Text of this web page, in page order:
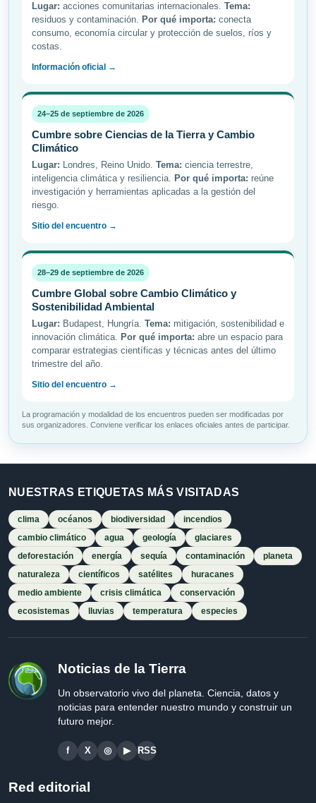
Lugar: acciones comunitarias internacionales. Tema:
residuos y contaminación. Por qué importa: conecta
consumo, economía circular y protección de suelos, ríos y
costas.
Información oficial →
24–25 de septiembre de 2026
Cumbre sobre Ciencias de la Tierra y Cambio
Climático
Lugar: Londres, Reino Unido. Tema: ciencia terrestre,
inteligencia climática y resiliencia. Por qué importa: reúne
investigación y herramientas aplicadas a la gestión del
riesgo.
Sitio del encuentro →
28–29 de septiembre de 2026
Cumbre Global sobre Cambio Climático y
Sostenibilidad Ambiental
Lugar: Budapest, Hungría. Tema: mitigación, sostenibilidad e
innovación climática. Por qué importa: abre un espacio para
comparar estrategias científicas y técnicas antes del último
trimestre del año.
Sitio del encuentro →
La programación y modalidad de los encuentros pueden ser modificadas por
sus organizadores. Conviene verificar los enlaces oficiales antes de participar.
NUESTRAS ETIQUETAS MÁS VISITADAS
clima océanos biodiversidad
incendios
cambio climático
agua geología
glaciares
deforestación
energía sequía contaminación
planeta
naturaleza
científicos satélites
huracanes
medio ambiente
crisis climática
conservación
ecosistemas
lluvias temperatura especies
Noticias de la Tierra
Un observatorio vivo del planeta. Ciencia, datos y
noticias para entender nuestro mundo y construir un
futuro mejor.
f X ◎ ▶ RSS
Red editorial